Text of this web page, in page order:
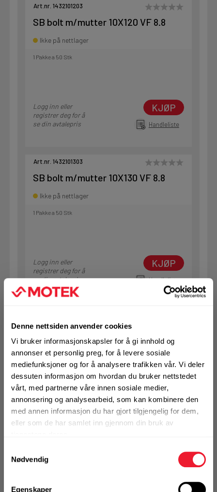
Denne nettsiden anvender cookies
Vi bruker informasjonskapsler for å gi innhold og
annonser et personlig preg, for å levere sosiale
mediefunksjoner og for å analysere trafikken vår. Vi deler
dessuten informasjon om hvordan du bruker nettstedet
vårt, med partnerne våre innen sosiale medier,
annonsering og analysearbeid, som kan kombinere den
med annen informasjon du har gjort tilgjengelig for dem,
eller som de har samlet inn gjennom din bruk av
Nødvendig
Egenskaper
Art.nr. 1432101203
SB bolt m/mutter 10X120 VF 8.8
Ikke på nettlager
1 Pakke a 50 Stk
Logg inn eller
registrer deg for å
se din avtalepris
KJØP
Handleliste
Art.nr. 1432101303
SB bolt m/mutter 10X130 VF 8.8
Ikke på nettlager
1 Pakke a 50 Stk
Logg inn eller
registrer deg for å
se din avtalepris
KJØP
Handleliste
Ikke på nettlager
1 Pakke a 50 Stk
registrer deg for å
KJØP
SB bolt m/mutter 10X150 VF 8.8